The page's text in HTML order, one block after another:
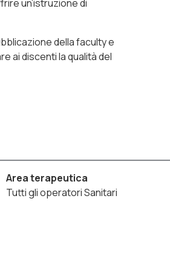
un’istruzione di
della faculty e
ai discenti la qualità del
Area terapeutica
Tutti gli operatori Sanitari